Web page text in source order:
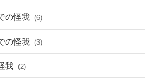
の怪我 (6)
の怪我 (3)
我 (2)